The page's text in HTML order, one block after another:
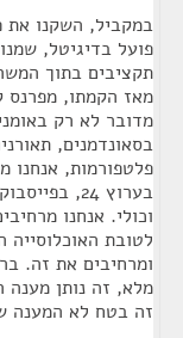
במקביל, השקנו את
פועל בדיגיטל,
תקציבים בתוך
מדובר לא רק
בסאונדמנים,
וכולי. אנחנו
לטובת האוכלוסייה
ומרחיבים את זה.
מלא, זה נותן
זה בטח לא המענה